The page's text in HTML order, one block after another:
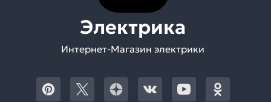
Электрика
Интернет-Магазин электрики